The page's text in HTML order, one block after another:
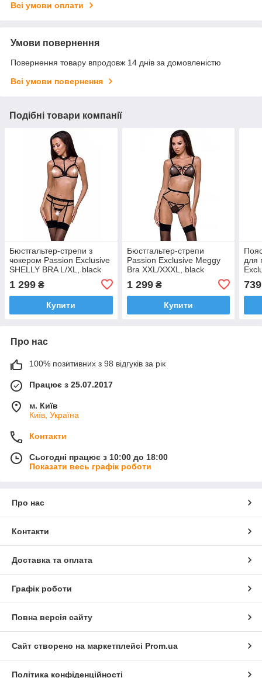
Всі умови оплати
Умови повернення
Повернення товару впродовж 14 днів за домовленістю
Всі умови повернення
Подібні товари компанії
Бюстгальтер-стрепи з
чокером Passion Exclusive
SHELLY BRA L/XL, black
1 299 ₴
Купити
Бюстгальтер-стрепи
Passion Exclusive Meggy
Bra XXL/XXXL, black
1 299₴
Купити
для
739
Про нас
100% позитивних з 98 відгуків за рік
Працює з 25.07.2017
м. Київ
Київ, Україна
Контакти
Сьогодні працює з 10:00 до 18:00
Показати весь графік роботи
Про нас
Контакти
Доставка та оплата
Графік роботи
Повна версія сайту
Сайт створено на маркетплейсі Prom.ua
Політика конфіденційності